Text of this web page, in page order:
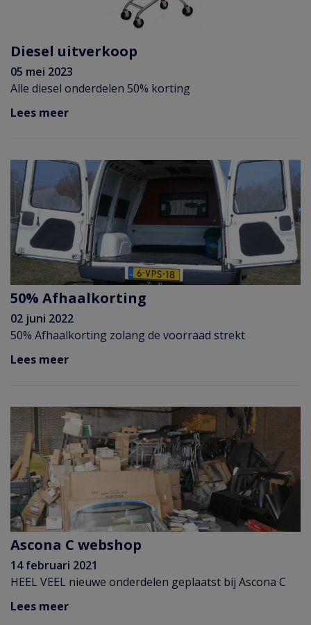
Diesel uitverkoop
05 mei 2023
Alle diesel onderdelen 50% korting
Lees meer
50% Afhaalkorting
02 juni 2022
50% Afhaalkorting zolang de voorraad strekt
Lees meer
Ascona C webshop
14 februari 2021
HEEL VEEL nieuwe onderdelen geplaatst bij Ascona C
Lees meer